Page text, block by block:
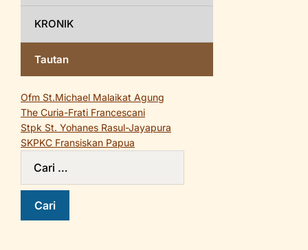
KRONIK
Tautan
Ofm St.Michael Malaikat Agung
The Curia-Frati Francescani
Stpk St. Yohanes Rasul-Jayapura
SKPKC Fransiskan Papua